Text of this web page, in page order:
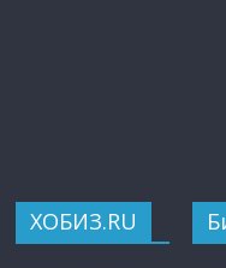
ХОБИЗ.RU